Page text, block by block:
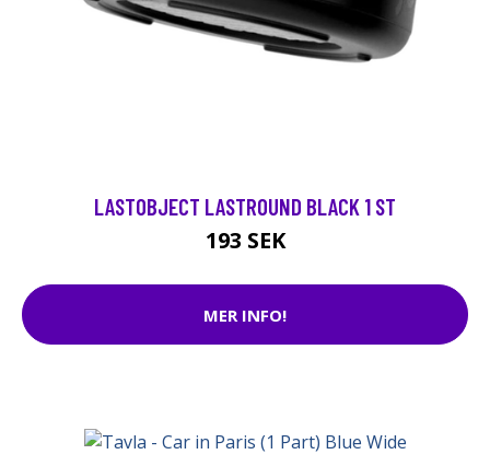
LASTOBJECT LASTROUND BLACK 1 ST
193 SEK
MER INFO!